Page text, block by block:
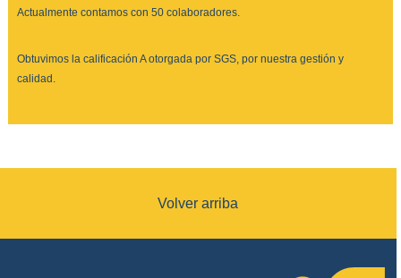
Actualmente contamos con 50 colaboradores.
Obtuvimos la calificación A otorgada por SGS, por nuestra gestión y
calidad.
Volver arriba